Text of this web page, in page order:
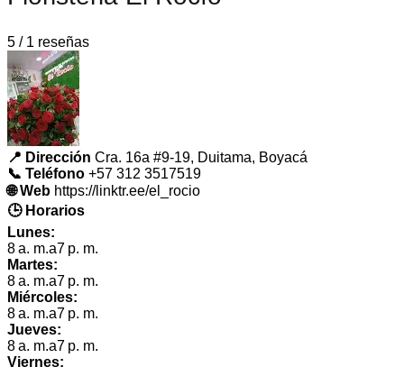
5 / 1 reseñas
📍 Dirección Cra. 16a #9-19, Duitama, Boyacá
📞 Teléfono +57 312 3517519
🌐 Web https://linktr.ee/el_rocio
🕒 Horarios
Lunes:
8 a. m.a7 p. m.
Martes:
8 a. m.a7 p. m.
Miércoles:
8 a. m.a7 p. m.
Jueves:
8 a. m.a7 p. m.
Viernes: